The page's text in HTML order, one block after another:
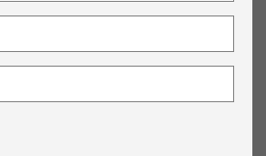
a piackutatásban